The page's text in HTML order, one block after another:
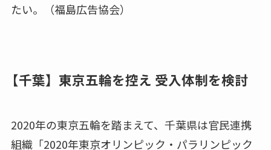
たい。（福島広告協会）
【千葉】東京五輪を控え 受入体制を検討
2020年の東京五輪を踏まえて、千葉県は官民連携
組織「2020年東京オリンピック・パラリンピック